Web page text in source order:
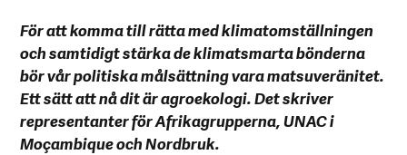
För att komma till rätta med klimatomställningen
och samtidigt stärka de klimatsmarta bönderna
bör vår politiska målsättning vara matsuveränitet.
Ett sätt att nå dit är agroekologi. Det skriver
representanter för Afrikagrupperna, UNAC i
Moçambique och Nordbruk.